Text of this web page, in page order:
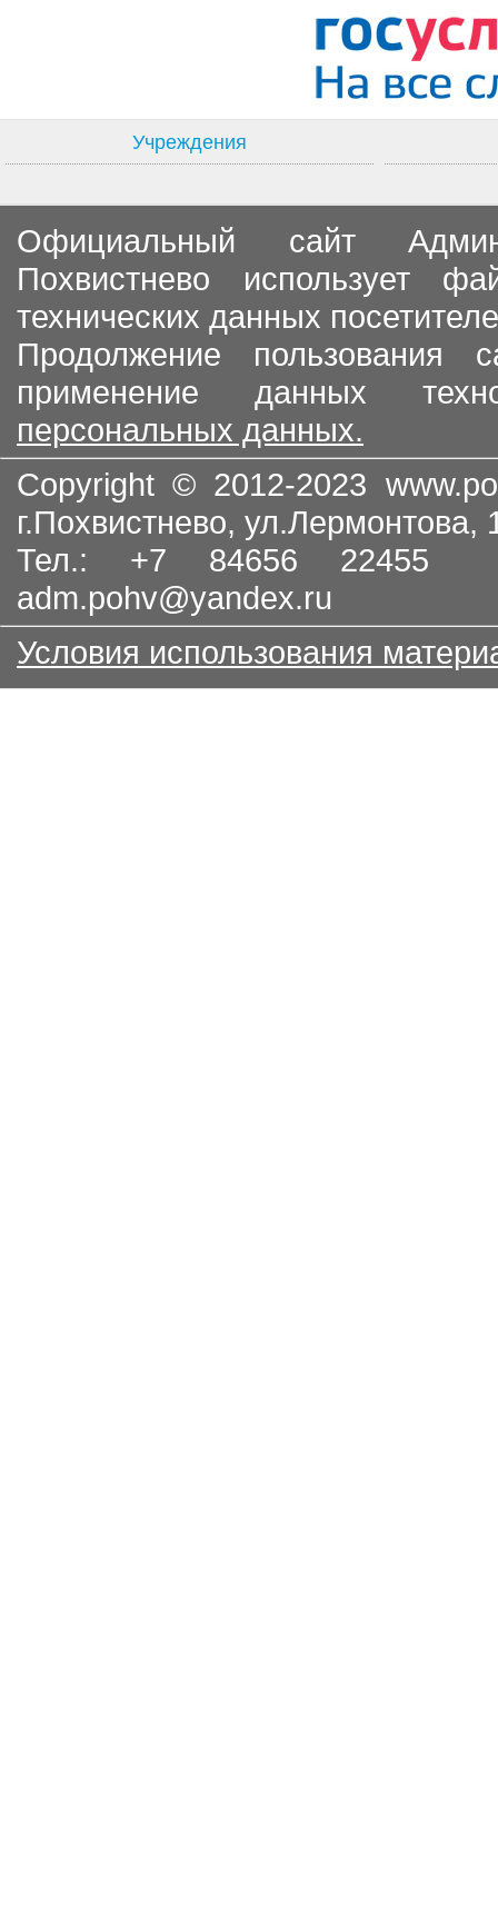
Учреждения
Официальный сайт
Похвистнево использует
технических данных
Продолжение пользования
применение данных
персональных данных.
Copyright © 2012-2023
г.Похвистнево, ул.Лермонтова,
Тел.: +7 84656
adm.pohv@yandex.ru
Условия использования